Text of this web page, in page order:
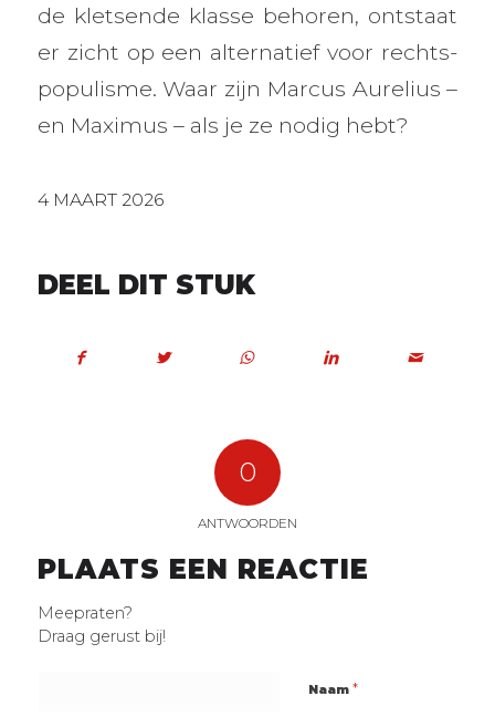
de kletsende klasse behoren, ontstaat
er zicht op een alternatief voor rechts-
populisme. Waar zijn Marcus Aurelius –
en Maximus – als je ze nodig hebt?
4 MAART 2026
DEEL DIT STUK
0
ANTWOORDEN
PLAATS EEN REACTIE
Meepraten?
Draag gerust bij!
Naam *